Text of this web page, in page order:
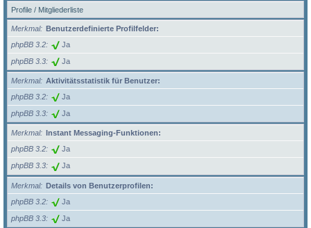
Profile / Mitgliederliste
Merkmal
Benutzerdefinierte Profilfelder:
phpBB 3.2
Ja
phpBB 3.3 Ja
Merkmal
Aktivitätsstatistik für Benutzer:
phpBB 3.2
Ja
phpBB 3.3 Ja
Merkmal
Instant Messaging-Funktionen:
phpBB 3.2
Ja
phpBB 3.3 Ja
Merkmal
Details von Benutzerprofilen:
phpBB 3.2
Ja
phpBB 3.3 Ja